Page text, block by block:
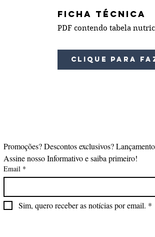
FICHA
PDF contendo tabela
Clique para
Promoções? Descontos exclusivos?
Assine nosso Informativo e saiba primeiro!
Email *
Sim, quero receber as notícias por email. *